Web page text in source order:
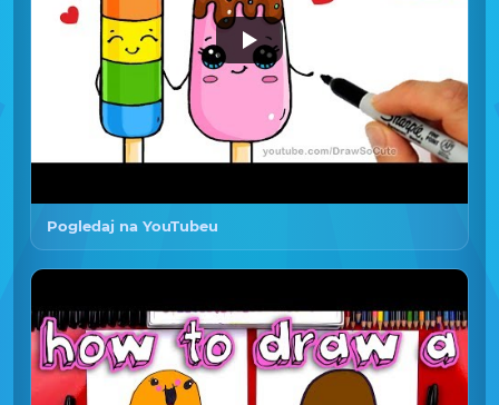
Pogledaj na YouTubeu